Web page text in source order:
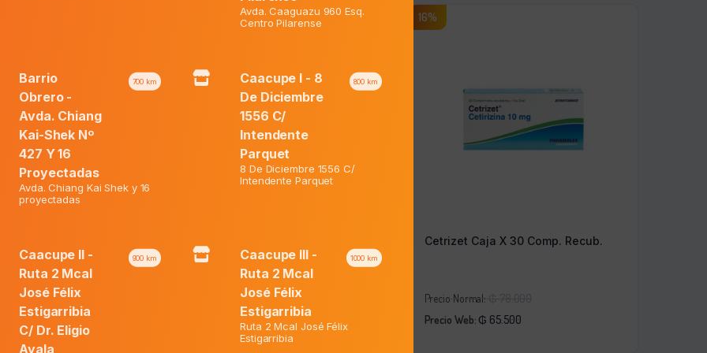
₲88.000El
precio
original
₲73.900El
precio
Precio Normal:₲54.500El
precio
Precio Web:₲44.700 El
precio
16%
Cetrizet Caja X 30 Comp. Recub.
Precio Normal:
Precio Web: ₲ 65.500El
Avda. Caaguazu 960 Esq.
Centro Pilarense
Barrio
Obrero -
Avda. Chiang
Kai-Shek Nº
427 Y 16
Proyectadas
700 km
Avda. Chiang Kai Shek y 16
proyectadas
Caacupe I - 8
De Diciembre
1556 C/
Intendente
Parquet
800 km
8 De Diciembre 1556 C/
Intendente Parquet
Caacupe II -
Ruta 2 Mcal
José Félix
Estigarribia
C/ Dr. Eligio
Ayala
900 km
Caacupe III -
Ruta 2 Mcal
José Félix
Estigarribia
1000 km
Ruta 2 Mcal José Félix
Estigarribia